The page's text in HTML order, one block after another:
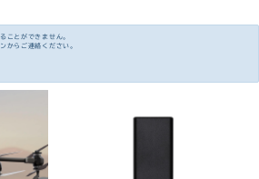
ことができません。
からご連絡ください。